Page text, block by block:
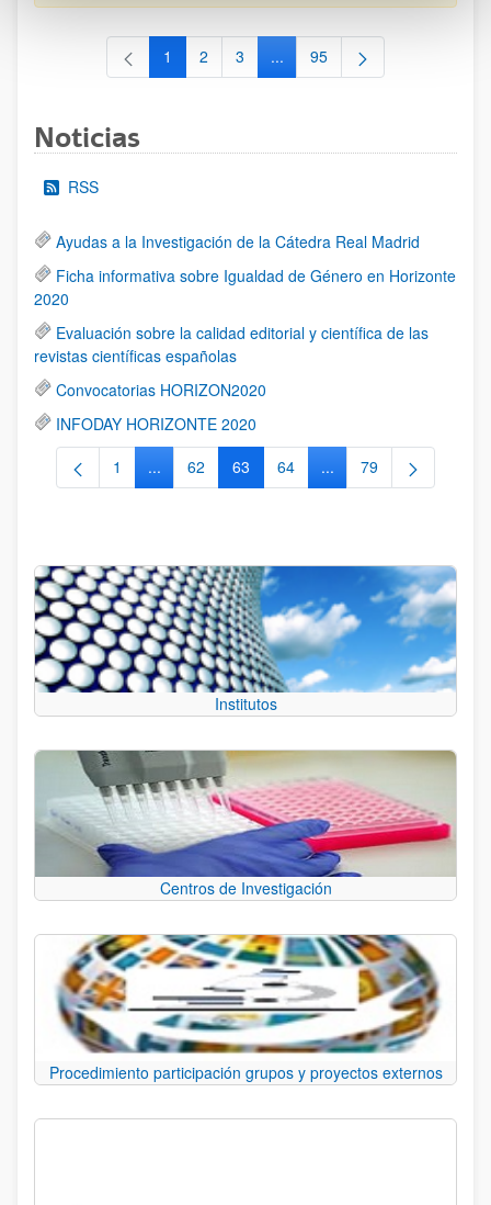
Página
1 Página
2 Página
3 ...Páginas intermedias Use TAB
Página
95
Noticias
RSS
Ayudas a la Investigación de la Cátedra Real Madrid
Ficha informativa sobre Igualdad de Género en Horizonte
2020
Evaluación sobre la calidad editorial y científica de las
revistas científicas españolas
Convocatorias HORIZON2020
INFODAY HORIZONTE 2020
Página
1 ...Páginas intermedias Use TAB para desplazarse.
Página
62 Página
63 Página
64 ...Páginas intermedias
Página
79
Institutos
Centros de Investigación
Procedimiento participación grupos y proyectos externos